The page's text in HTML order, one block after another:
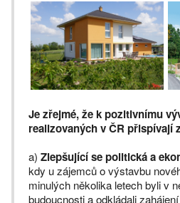
Je zřejmé, že k pozitivnímu
realizovaných v ČR přispívají
a) Zlepšující se politická a
kdy u zájemců o výstavbu
minulých několika letech byli v
budoucnosti a odkládali